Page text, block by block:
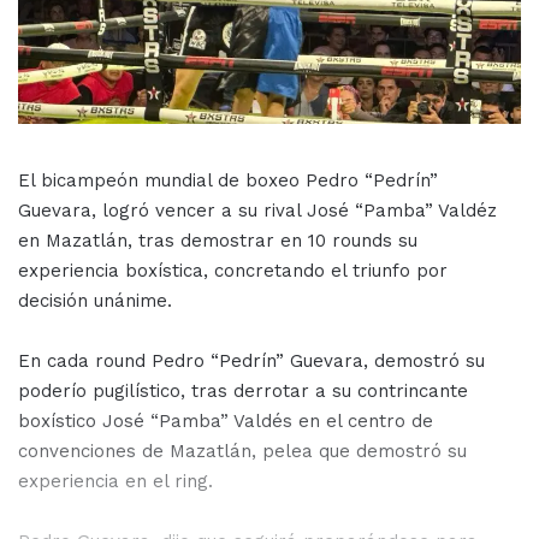
El bicampeón mundial de boxeo Pedro “Pedrín”
Guevara, logró vencer a su rival José “Pamba” Valdéz
en Mazatlán, tras demostrar en 10 rounds su
experiencia boxística, concretando el triunfo por
decisión unánime.
En cada round Pedro “Pedrín” Guevara, demostró su
poderío pugilístico, tras derrotar a su contrincante
boxístico José “Pamba” Valdés en el centro de
convenciones de Mazatlán, pelea que demostró su
experiencia en el ring.